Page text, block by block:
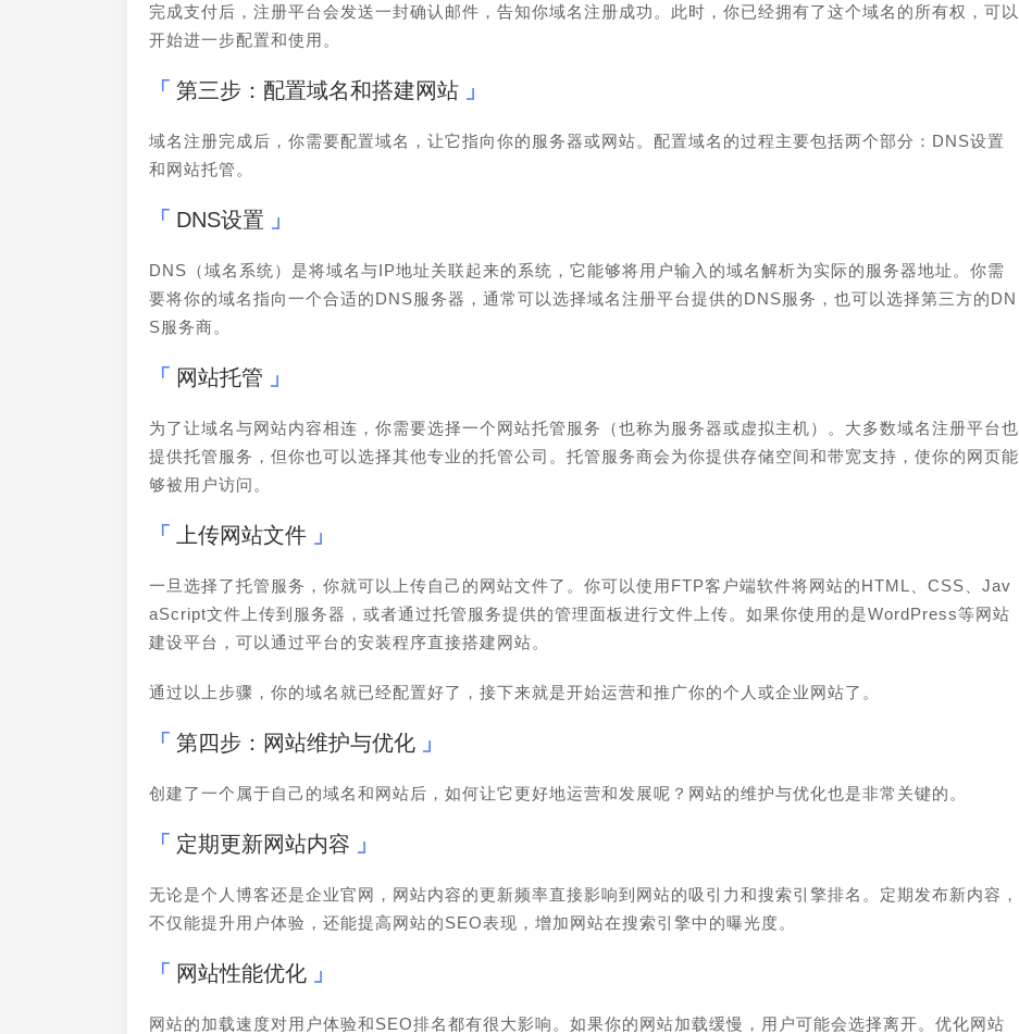
完成支付后，注册平台会发送一封确认邮件，告知你域名注册成功。此时，你已经拥有了这个域名的所有权，可以
开始进一步配置和使用。
第三步：配置域名和搭建网站
域名注册完成后，你需要配置域名，让它指向你的服务器或网站。配置域名的过程主要包括两个部分：DNS设置
和网站托管。
DNS设置
DNS（域名系统）是将域名与IP地址关联起来的系统，它能够将用户输入的域名解析为实际的服务器地址。你需
要将你的域名指向一个合适的DNS服务器，通常可以选择域名注册平台提供的DNS服务，也可以选择第三方的DN
S服务商。
网站托管
为了让域名与网站内容相连，你需要选择一个网站托管服务（也称为服务器或虚拟主机）。大多数域名注册平台也
提供托管服务，但你也可以选择其他专业的托管公司。托管服务商会为你提供存储空间和带宽支持，使你的网页能
够被用户访问。
上传网站文件
一旦选择了托管服务，你就可以上传自己的网站文件了。你可以使用FTP客户端软件将网站的HTML、CSS、Jav
aScript文件上传到服务器，或者通过托管服务提供的管理面板进行文件上传。如果你使用的是WordPress等网站
建设平台，可以通过平台的安装程序直接搭建网站。
通过以上步骤，你的域名就已经配置好了，接下来就是开始运营和推广你的个人或企业网站了。
第四步：网站维护与优化
创建了一个属于自己的域名和网站后，如何让它更好地运营和发展呢？网站的维护与优化也是非常关键的。
定期更新网站内容
无论是个人博客还是企业官网，网站内容的更新频率直接影响到网站的吸引力和搜索引擎排名。定期发布新内容，
不仅能提升用户体验，还能提高网站的SEO表现，增加网站在搜索引擎中的曝光度。
网站性能优化
网站的加载速度对用户体验和SEO排名都有很大影响。如果你的网站加载缓慢，用户可能会选择离开。优化网站